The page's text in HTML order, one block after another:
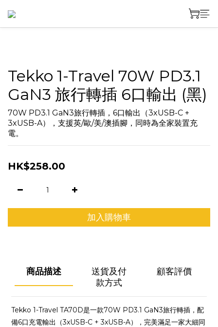
Tekko 1-Travel 70W PD3.1
GaN3 旅行轉插 6口輸出 (黑)
70W PD3.1 GaN3旅行轉插，6口輸出（3xUSB-C +
3xUSB-A），支援英/歐/美/澳插腳，同時為全家裝置充
電。
HK$258.00
加入購物車
商品描述
送貨及付
款方式
顧客評價
Tekko 1-Travel TA70D是一款70W PD3.1 GaN3旅行轉插，配
備6口充電輸出（3xUSB-C + 3xUSB-A），完美滿足一家大細同